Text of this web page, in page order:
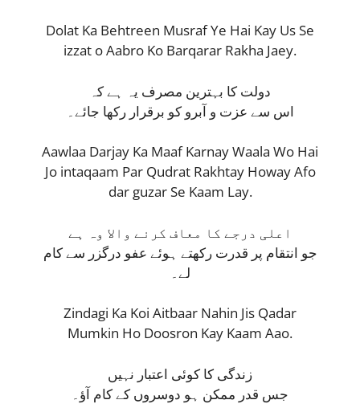
Dolat Ka Behtreen Musraf Ye Hai Kay Us Se
izzat o Aabro Ko Barqarar Rakha Jaey.
دولت کا بہترین مصرف یہ ہے کہ
اس سے عزت و آبرو کو برقرار رکھا جائے۔
Aawlaa Darjay Ka Maaf Karnay Waala Wo Hai
Jo intaqaam Par Qudrat Rakhtay Howay Afo
dar guzar Se Kaam Lay.
اعلی درجے کا معاف کرنے والا وہ ہے
جو انتقام پر قدرت رکھتے ہوئے عفو درگزر سے کام
لے۔
Zindagi Ka Koi Aitbaar Nahin Jis Qadar
Mumkin Ho Doosron Kay Kaam Aao.
زندگی کا کوئی اعتبار نہیں
جس قدر ممکن ہو دوسروں کے کام آؤ۔